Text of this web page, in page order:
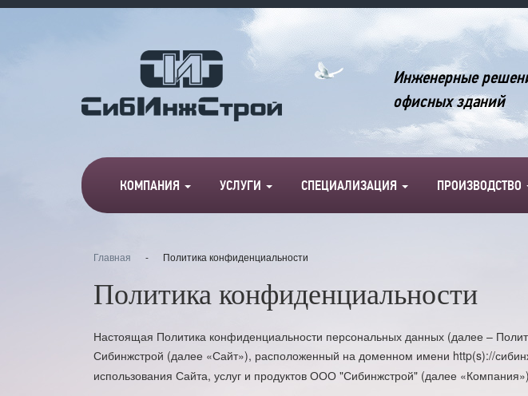
Инженерные
офисных зданий
КОМПАНИЯ УСЛУГИ СПЕЦИАЛИЗАЦИЯ ПРОИЗВОДСТВО
Главная - Политика конфиденциальности
Политика конфиденциальности
Настоящая Политика конфиденциальности персональных данных (далее –
Сибинжстрой (далее «Сайт»), расположенный на доменном имени http(s)://
использования Сайта, услуг и продуктов ООО "Сибинжстрой" (далее